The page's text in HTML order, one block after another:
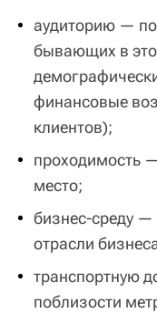
аудиторию —
бывающих в
финансовые
клиентов);
проходимость
место;
бизнес-среду —
отрасли
транспортную
поблизости